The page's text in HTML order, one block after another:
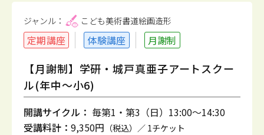
ジャンル： こども美術書道絵画造形
定期講座 体験講座 月謝制
【月謝制】学研・城戸真亜子アートスクー
ル(年中～小6)
開講サイクル： 毎第1・第3（日）13:00～14:30
受講料計： 9,350円 （税込）／ 1チケット